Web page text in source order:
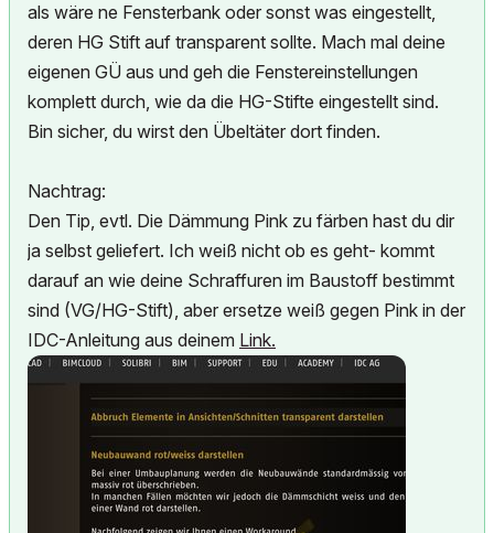
als wäre ne Fensterbank oder sonst was eingestellt,
deren HG Stift auf transparent sollte. Mach mal deine
eigenen GÜ aus und geh die Fenstereinstellungen
komplett durch, wie da die HG-Stifte eingestellt sind.
Bin sicher, du wirst den Übeltäter dort finden.
Nachtrag:
Den Tip, evtl. Die Dämmung Pink zu färben hast du dir
ja selbst geliefert. Ich weiß nicht ob es geht- kommt
darauf an wie deine Schraffuren im Baustoff bestimmt
sind (VG/HG-Stift), aber ersetze weiß gegen Pink in der
IDC-Anleitung aus deinem Link.